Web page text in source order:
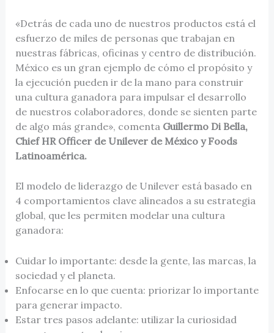
«Detrás de cada uno de nuestros productos está el
esfuerzo de miles de personas que trabajan en
nuestras fábricas, oficinas y centro de distribución.
México es un gran ejemplo de cómo el propósito y
la ejecución pueden ir de la mano para construir
una cultura ganadora para impulsar el desarrollo
de nuestros colaboradores, donde se sienten parte
de algo más grande», comenta Guillermo Di Bella,
Chief HR Officer de Unilever de México y Foods
Latinoamérica.
El modelo de liderazgo de Unilever está basado en
4 comportamientos clave alineados a su estrategia
global, que les permiten modelar una cultura
ganadora:
Cuidar lo importante: desde la gente, las marcas, la
sociedad y el planeta.
Enfocarse en lo que cuenta: priorizar lo importante
para generar impacto.
Estar tres pasos adelante: utilizar la curiosidad